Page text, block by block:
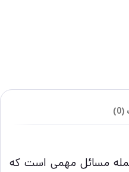
مسائل مهمی است که